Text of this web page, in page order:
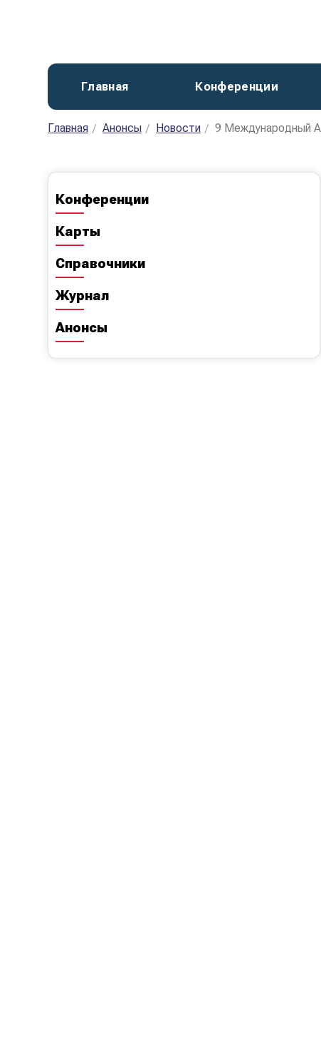
Главная Конференции
Главная Анонсы Новости 9 Международный
Конференции
Карты
Справочники
Журнал
Анонсы